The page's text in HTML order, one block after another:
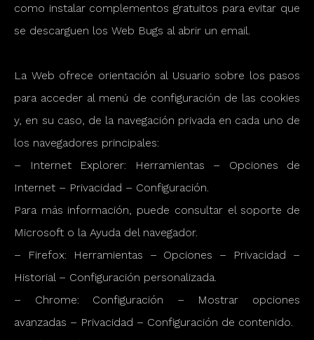
como instalar complementos gratuitos para evitar que
se descarguen los Web Bugs al abrir un email.
La Web ofrece orientación al Usuario sobre los pasos
para acceder al menú de configuración de las cookies
y, en su caso, de la navegación privada en cada uno de
los navegadores principales:
– Internet Explorer: Herramientas – Opciones de
Internet – Privacidad – Configuración.
Para más información, puede consultar el soporte de
Microsoft o la Ayuda del navegador.
– Firefox: Herramientas – Opciones – Privacidad –
Historial – Configuración personalizada.
– Chrome: Configuración – Mostrar opciones
avanzadas – Privacidad – Configuración de contenido.